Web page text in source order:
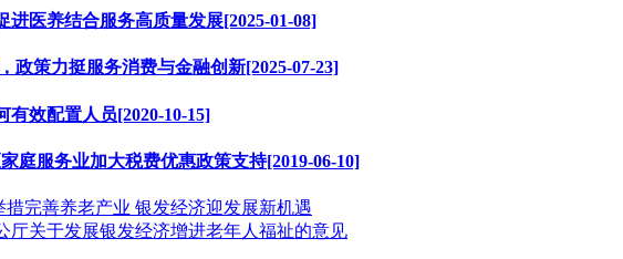
医养结合服务高质量发展[2025-01-08]
政策力挺服务消费与金融创新[2025-07-23]
效配置人员[2020-10-15]
庭服务业加大税费优惠政策支持[2019-06-10]
措完善养老产业 银发经济迎发展新机遇
厅关于发展银发经济增进老年人福祉的意见